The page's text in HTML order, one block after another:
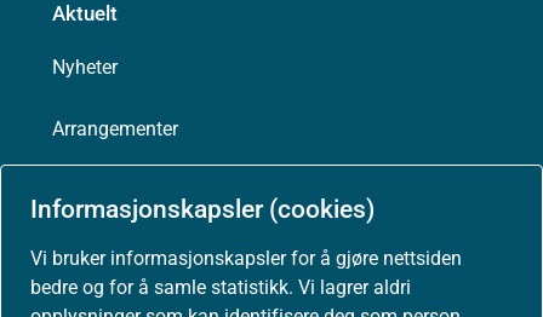
Informasjonskapsler (cookies)
Vi bruker informasjonskapsler for å gjøre nettsiden
bedre og for å samle statistikk. Vi lagrer aldri
Aktuelt
Nyheter
Arrangementer
Presse